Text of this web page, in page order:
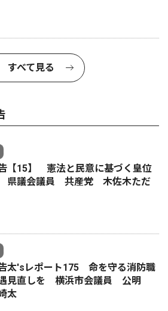
すべて見る
【15】 憲法と民意に基づく皇位
県議会議員 共産党 木佐木ただ
太'sレポート175 命を守る消防職
見直しを 横浜市会議員 公明
太